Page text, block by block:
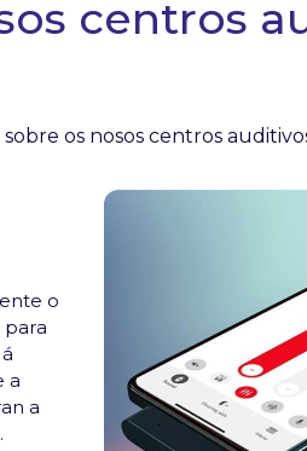
centros
os nosos centros
o
para
a
a